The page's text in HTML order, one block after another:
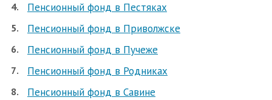
Пенсионный фонд в Пестяках
Пенсионный фонд в Приволжске
Пенсионный фонд в Пучеже
Пенсионный фонд в Родниках
Пенсионный фонд в Савине